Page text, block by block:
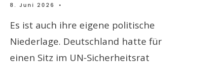
8. Juni 2026 •
Es ist auch ihre eigene politische
Niederlage. Deutschland hatte für
einen Sitz im UN-Sicherheitsrat